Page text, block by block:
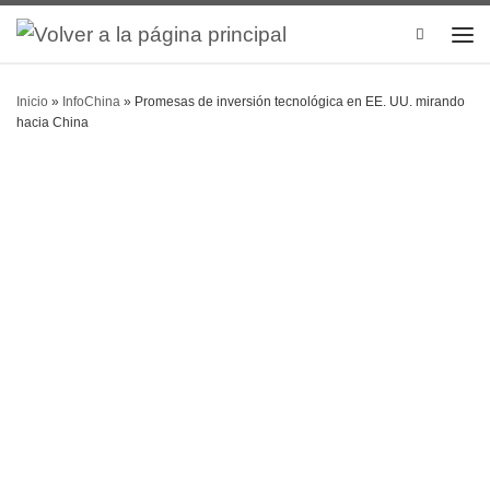
Search
Inicio » InfoChina » Promesas de inversión tecnológica en EE. UU. mirando
hacia China